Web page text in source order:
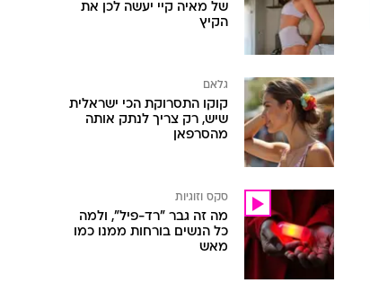
של מאיה קיי יעשה לכן את
הקיץ
גלאם
קוקו התסרוקת הכי ישראלית
שיש, רק צריך לנתק אותה
מהסרפאן
סקס וזוגיות
מה זה גבר "רד-פיל", ולמה
כל הנשים בורחות ממנו כמו
מאש